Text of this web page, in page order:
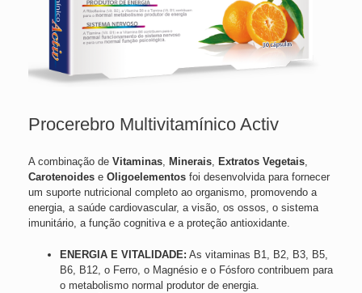
Procerebro Multivitamínico Activ
A combinação de Vitaminas, Minerais, Extratos Vegetais,
Carotenoides e Oligoelementos foi desenvolvida para fornecer
um suporte nutricional completo ao organismo, promovendo a
energia, a saúde cardiovascular, a visão, os ossos, o sistema
imunitário, a função cognitiva e a proteção antioxidante.
ENERGIA E VITALIDADE: As vitaminas B1, B2, B3, B5,
B6, B12, o Ferro, o Magnésio e o Fósforo contribuem para
o metabolismo normal produtor de energia.